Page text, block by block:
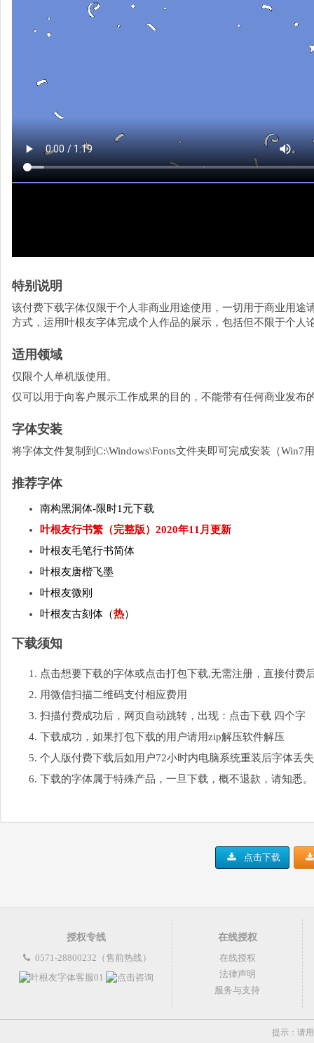
特别说明
该付费下载字体仅限于个人非商业用途使用，一切用于商业用
方式，运用叶根友字体完成个人作品的展示，包括但不限于个人
适用领域
仅限个人单机版使用。
仅可以用于向客户展示工作成果的目的，不能带有任何商业发布
字体安装
将字体文件复制到C:\Windows\Fonts文件夹即可完成安装（Win7
推荐字体
南构黑洞体-限时1元下载
叶根友行书繁（完整版）2020年11月更新
叶根友毛笔行书简体
叶根友唐楷飞墨
叶根友微刚
叶根友古刻体（热）
下载须知
点击想要下载的字体或点击打包下载,无需注册，直接付费
用微信扫描二维码支付相应费用
扫描付费成功后，网页自动跳转，出现：点击下载 四个字
下载成功，如果打包下载的用户请用zip解压软件解压
个人版付费下载后如用户72小时内电脑系统重装后字体丢
下载的字体属于特殊产品，一旦下载，概不退款，请知悉。
点击下载
授权专线
0571-28800232（售前热线）
在线授权
在线授权
法律声明
服务与支持
提示：请